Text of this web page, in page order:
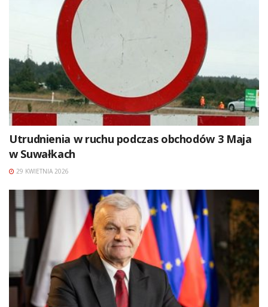
Utrudnienia w ruchu podczas obchodów 3 Maja
w Suwałkach
29 KWIETNIA 2026